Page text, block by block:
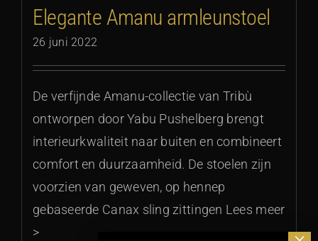
Elegante Amanu armleunstoel
26 juni 2022
De verfijnde Amanu-collectie van Tribù
ontworpen door Yabu Pushelberg brengt
interieurkwaliteit naar buiten en combineert
comfort en duurzaamheid. De stoelen zijn
voorzien van geweven, op hennep
gebaseerde Canax sling zittingen Lees meer
>